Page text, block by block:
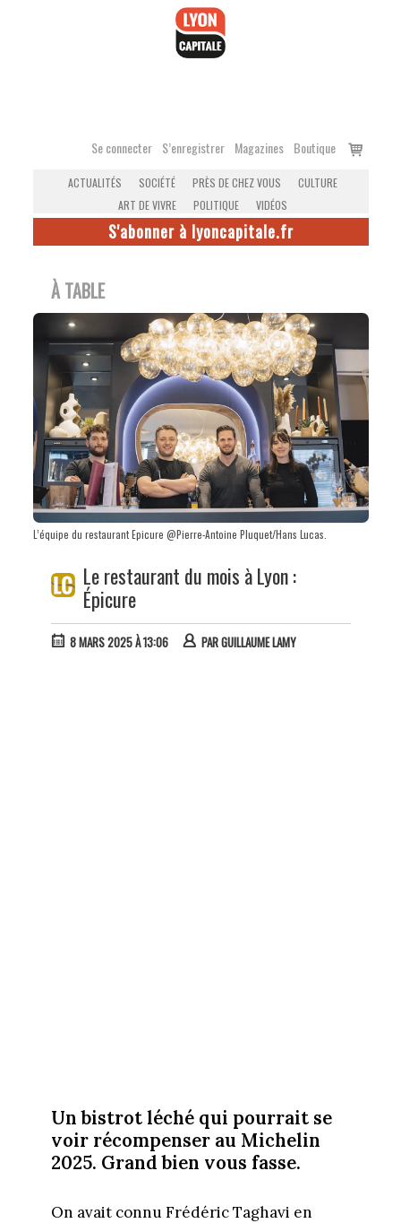
Se connecter S’enregistrer Magazines Boutique
Voir
ACTUALITÉS SOCIÉTÉ PRÈS DE CHEZ VOUS
CULTURE
ART DE VIVRE
POLITIQUE VIDÉOS
S'abonner à lyoncapitale.fr
À TABLE
L’équipe du restaurant Epicure @Pierre-Antoine Pluquet/Hans Lucas.
Le restaurant du mois à Lyon :
Épicure
8 MARS 2025 À 13:06 PARGUILLAUME LAMY
Un bistrot léché qui pourrait se
voir récompenser au Michelin
2025. Grand bien vous fasse.
On avait connu Frédéric Taghavi en